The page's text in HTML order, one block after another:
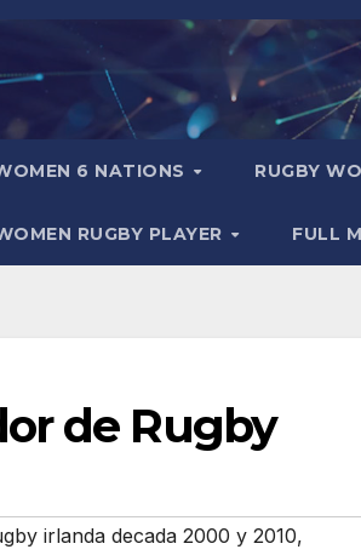
6 NATIONS RUGBY
RUGBY PLAYER FULL
de Rugby
irlanda decada 2000 y 2010,